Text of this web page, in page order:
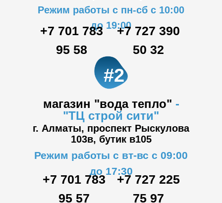
магазин "вода тепло" -
"ТЦ строй сити"
г. Алматы, проспект Рыскулова
103в, бутик в105
Режим работы с пн-сб с 10:00
до 19:00
Режим работы с вт-вс с 09:00
до 17:30
+7 701 783
95 58
+7 701 783
95 57
+7 727 225
75 97
#2
+7 727 390
50 32